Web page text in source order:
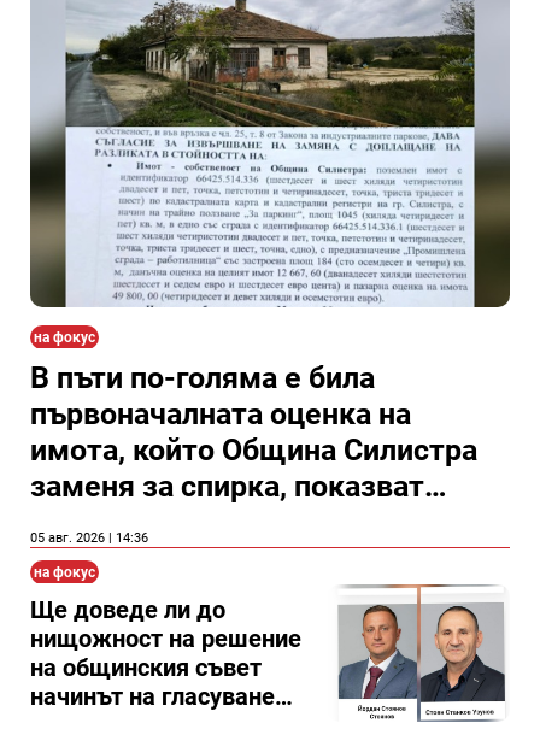
на фокус
В пъти по-голяма е била
първоначалната оценка на
имота, който Община Силистра
заменя за спирка, показват
05 авг. 2026 | 14:36
на фокус
Ще доведе ли до
нищожност на решение
на общинския съвет
начинът на гласуване